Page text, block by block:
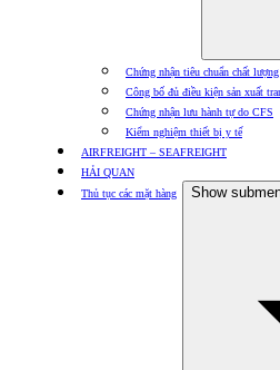
Chứng nhận tiêu chuẩn chất
Công bố đủ điều kiện sản xuất
Chứng nhận lưu hành tự do CFS
Kiểm nghiệm thiết bị y tế
AIRFREIGHT – SEAFREIGHT
HẢI QUAN
Thủ tục các mặt hàng
Show